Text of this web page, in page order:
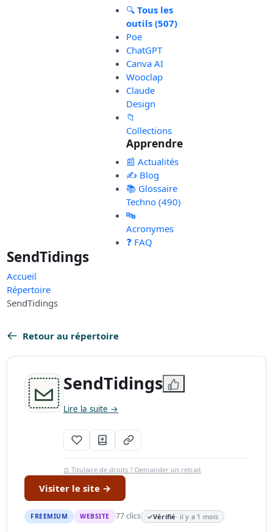
🔍 Tous les
outils (507)
Poe
ChatGPT
Canva AI
Wooclap
Claude
Design
📁
Collections
Apprendre
📰 Actualités
✍️ Blog
📚 Glossaire
Techno (490)
🔤
Acronymes
❓ FAQ
SendTidings
Accueil
Répertoire
SendTidings
Retour au répertoire
SendTidings
Lire la suite →
⚖️ Titulaire de droits ? Demander un retrait
Visiter le site →
FREEMIUM WEBSITE 77 clics ✓Vérifié· il y a 1 mois